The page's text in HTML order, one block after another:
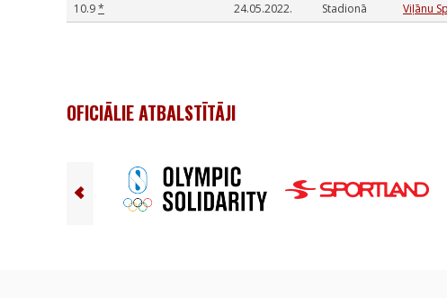
10.9* 24.05.2022. Stadionā Viļānu
OFICIĀLIE ATBALSTĪTĀJI